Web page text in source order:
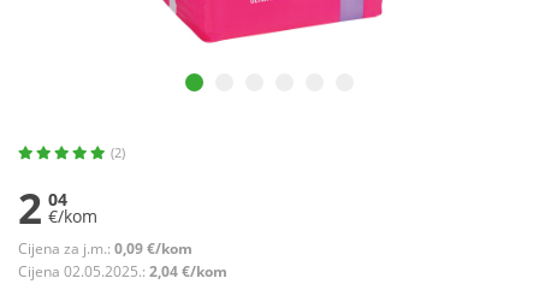
(2)
2 04
€/kom
Cijena za j.m.: 0,09 €/kom
Cijena 02.05.2025.: 2,04 €/kom